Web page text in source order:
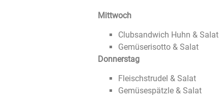
Mittwoch
Clubsandwich Huhn & Salat
Gemüserisotto & Salat
Donnerstag
Fleischstrudel & Salat
Gemüsespätzle & Salat